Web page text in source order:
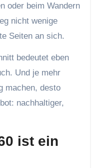
oder beim Wandern
nicht wenige
Seiten an sich.
bedeutet eben
Und je mehr
machen, desto
nachhaltiger,
ist ein